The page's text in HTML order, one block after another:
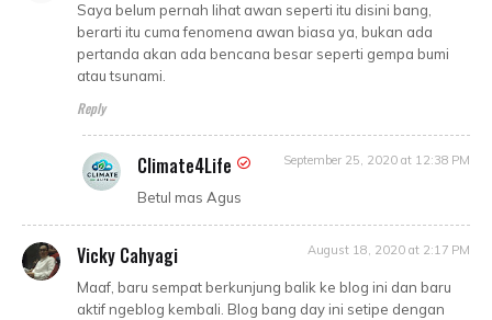
Saya belum pernah lihat awan seperti itu disini bang,
berarti itu cuma fenomena awan biasa ya, bukan ada
pertanda akan ada bencana besar seperti gempa bumi
atau tsunami.
Reply
Climate4Life September 25, 2020 at 12:38 PM
Betul mas Agus
Vicky Cahyagi August 18, 2020 at 2:17 PM
Maaf, baru sempat berkunjung balik ke blog ini dan baru
aktif ngeblog kembali. Blog bang day ini setipe dengan